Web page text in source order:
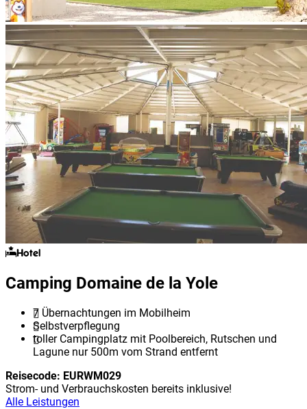
Hotel
Camping Domaine de la Yole
7 Übernachtungen im Mobilheim
Selbstverpflegung
toller Campingplatz mit Poolbereich, Rutschen und
Lagune nur 500m vom Strand entfernt
Reisecode: EURWM029
Strom- und Verbrauchskosten bereits inklusive!
Alle Leistungen